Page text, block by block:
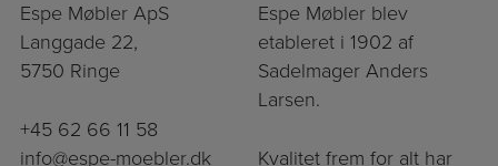
Espe Møbler ApS
Langgade 22,
5750 Ringe
+45 62 66 11 58
info@espe-moebler.dk
Espe Møbler blev
etableret i 1902 af
Sadelmager Anders
Larsen.
Kvalitet frem for alt har